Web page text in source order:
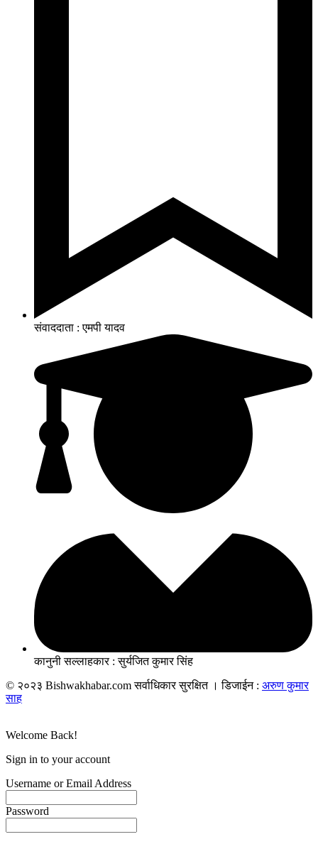
संवाददाता : एमपी यादव
कानुनी सल्लाहकार : सुर्यजित कुमार सिंह
© २०२३ Bishwakhabar.com सर्वाधिकार सुरक्षित । डिजाईन : अरुण कुमार
साह
Welcome Back!
Sign in to your account
Username or Email Address
Password